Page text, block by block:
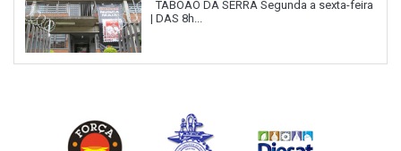
TABOÃO DA SERRA Segunda a sexta-feira
| DAS 8h...